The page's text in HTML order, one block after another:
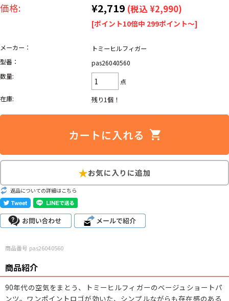
マ行 ラ行
Search by Item アイテムから探す
スウェット
長袖シャツ 半袖シャツ Tシャツ
レディース
雑貨/小物
Search by Particular
Search by Size
ジャケット
スウェット XS S M L XL
価格: ¥2,719 (税込 ¥2,990)
[ポイント10倍中 299ポイント～]
メーカー：
トミーヒルフィガー
型番：
pas26040560
数量:
点
在庫:
残り1個！
返品についての詳細はこちら
商品番号 pas26040560
商品紹介
90年代の空気をまとう、トミーヒルフィガーのベージュショートパ
ンツ。ワンポイントロゴが効いた、シンプルながらも存在感のある